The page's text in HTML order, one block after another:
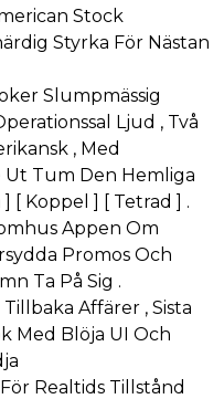
Stock
Styrka För Nästan
Slumpmässig
Ljud , Två
, Med
Tum Den Hemliga
[ Koppel ] [ Tetrad ] .
Appen Om
Promos Och
Ta På Sig .
Affärer , Sista
Med Blöja UI Och
Realtids Tillstånd